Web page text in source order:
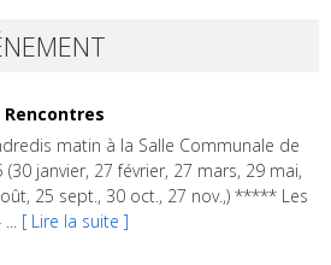
matin à la Salle Communale de
(30 janvier, 27 février, 27 mars, 29 mai,
25 sept., 30 oct., 27 nov.,) ***** Les
[ Lire la suite ]